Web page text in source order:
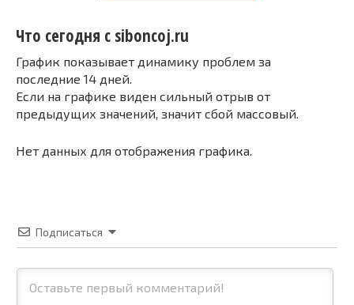
Что сегодня с siboncoj.ru
График показывает динамику проблем за
последние 14 дней.
Если на графике виден сильный отрыв от
предыдущих значений, значит сбой массовый.
Нет данных для отображения графика.
Подписаться